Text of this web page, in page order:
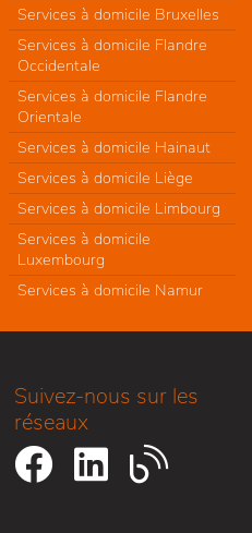
Services à domicile Bruxelles
Services à domicile Flandre
Occidentale
Services à domicile Flandre
Orientale
Services à domicile Hainaut
Services à domicile Liège
Services à domicile Limbourg
Services à domicile
Luxembourg
Services à domicile Namur
Suivez-nous sur les
réseaux